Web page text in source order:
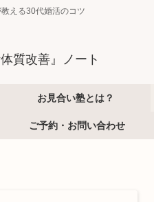
える30代婚活のコツ
質改善』ノート
お見合い塾とは？
ご予約・お問い合わせ